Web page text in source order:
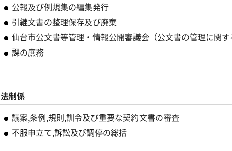
公報及び例規集の編集発行
引継文書の整理保存及び廃棄
仙台市公文書等管理・情報公開審議会（公文書の管理に関
課の庶務
法制係
議案,条例,規則,訓令及び重要な契約文書の審査
不服申立て,訴訟及び調停の総括